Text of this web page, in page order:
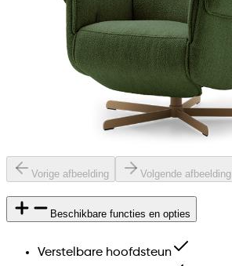
Vorige afbeelding Volgende afbeelding
Beschikbare functies en opties
Verstelbare hoofdsteun